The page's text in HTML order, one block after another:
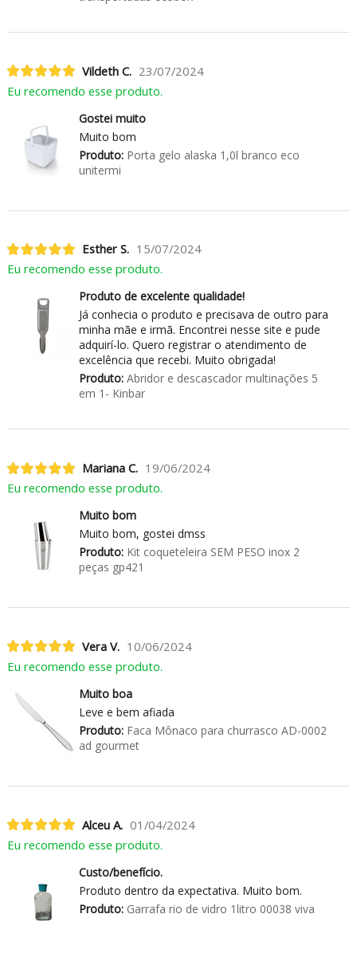
Vildeth C. 23/07/2024
Eu recomendo esse produto.
Gostei muito
Muito bom
Produto:Porta gelo alaska 1,0l branco eco
unitermi
Esther S. 15/07/2024
Eu recomendo esse produto.
Produto de excelente qualidade!
Já conhecia o produto e precisava de outro para
minha mãe e irmã. Encontrei nesse site e pude
adquirí-lo. Quero registrar o atendimento de
excelência que recebi. Muito obrigada!
Produto:Abridor e descascador multinações 5
em 1- Kinbar
Mariana C. 19/06/2024
Eu recomendo esse produto.
Muito bom
Muito bom, gostei dmss
Produto:Kit coqueteleira SEM PESO inox 2
peças gp421
Vera V. 10/06/2024
Eu recomendo esse produto.
Muito boa
Leve e bem afiada
Produto:Faca Mônaco para churrasco AD-0002
ad gourmet
Alceu A. 01/04/2024
Eu recomendo esse produto.
Custo/benefício.
Produto dentro da expectativa. Muito bom.
Produto:Garrafa rio de vidro 1litro 00038 viva